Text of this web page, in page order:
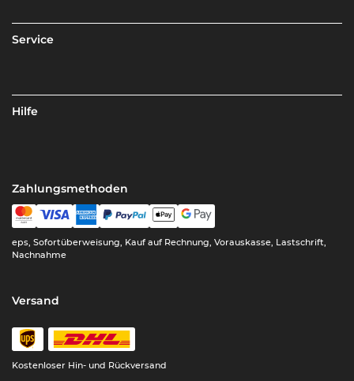
Service
Hilfe
Zahlungsmethoden
eps, Sofortüberweisung, Kauf auf Rechnung, Vorauskasse, Lastschrift,
Nachnahme
Versand
Kostenloser Hin- und Rückversand